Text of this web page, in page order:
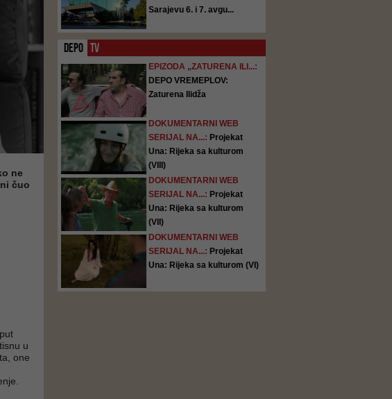
ne
čuo
u
one
Sarajevu 6. i 7. avgu...
DEPO TV
EPIZODA „ZATURENA ILI...:
DEPO VREMEPLOV:
Zaturena Ilidža
DOKUMENTARNI WEB
SERIJAL NA...: Projekat
Una: Rijeka sa kulturom
(VIII)
DOKUMENTARNI WEB
SERIJAL NA...: Projekat
Una: Rijeka sa kulturom
(VII)
DOKUMENTARNI WEB
SERIJAL NA...: Projekat
Una: Rijeka sa kulturom (VI)